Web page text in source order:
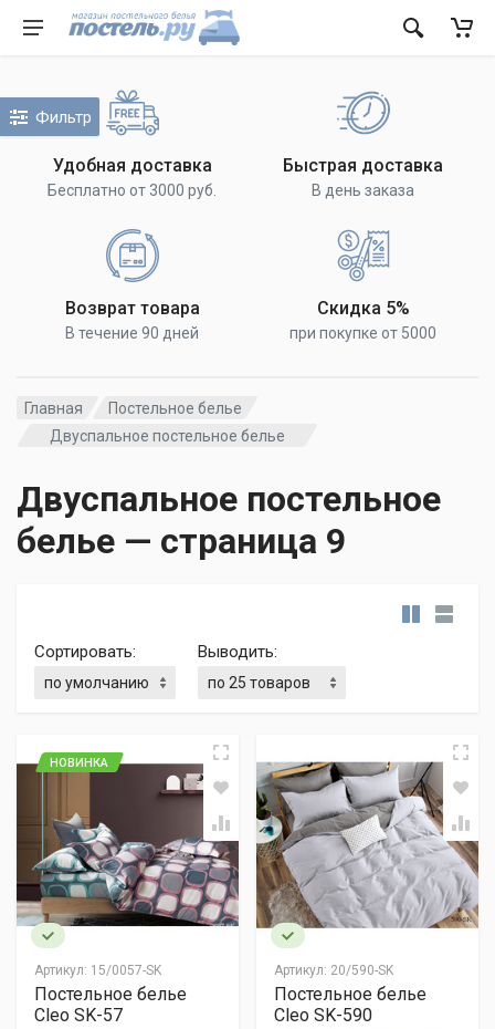
Удобная доставка
Бесплатно от 3000 руб.
Быстрая доставка
В день заказа
Возврат товара
В течение 90 дней
Скидка 5%
при покупке от 5000
Главная
Постельное белье
Двуспальное постельное белье
Двуспальное постельное
белье — cтраница 9
Фильтр
Сортировать: Выводить:
Артикул: 15/0057-SK
НОВИНКА
Постельное белье
Cleo SK-57
Артикул: 20/590-SK
Постельное белье
Cleo SK-590